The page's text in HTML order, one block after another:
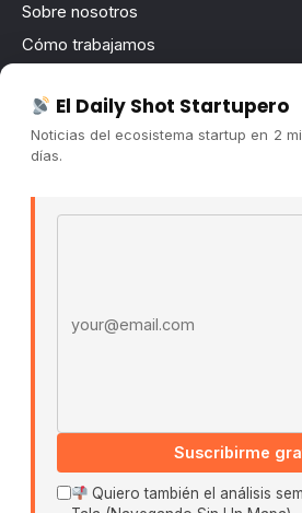
Sobre nosotros
Cómo trabajamos
Contacto
Publicidad
Es La Hora de Aprender ↗
Políticas De Privacidad ·
El Daily Shot Startupero
Noticias del ecosistema startup en 2
días.
Suscribirme
Quiero también el análisis